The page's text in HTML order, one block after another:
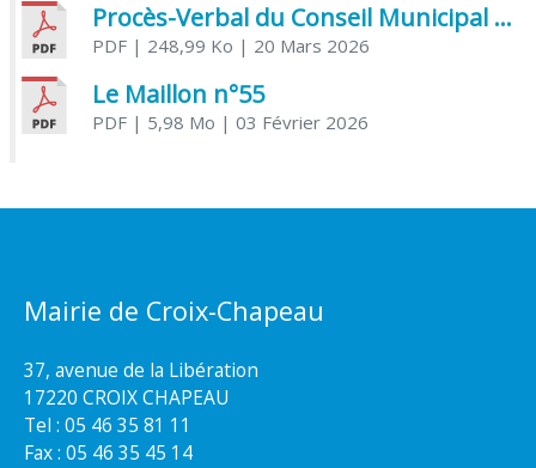
Procès-Verbal du Conseil Municipal du 20 mars 2026
PDF| 248,99 Ko | 20 Mars 2026
Le Maillon n°55
PDF| 5,98 Mo | 03 Février 2026
Mairie de Croix-Chapeau
37, avenue de la Libération
17220 CROIX CHAPEAU
Tel : 05 46 35 81 11
Fax : 05 46 35 45 14